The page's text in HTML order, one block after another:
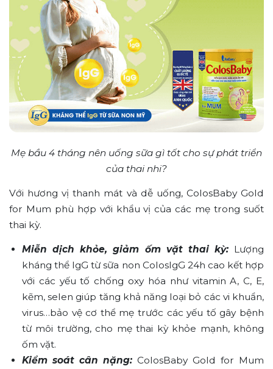
Mẹ bầu 4 tháng nên uống sữa gì tốt cho sự phát triển
của thai nhi?
Với hương vị thanh mát và dễ uống, ColosBaby Gold
for Mum phù hợp với khẩu vị của các mẹ trong suốt
thai kỳ.
Miễn dịch khỏe, giảm ốm vặt thai kỳ:Lượng
kháng thể IgG từ sữa non ColosIgG 24h cao kết hợp
với các yếu tố chống oxy hóa như vitamin A, C, E,
kẽm, selen giúp tăng khả năng loại bỏ các vi khuẩn,
virus…bảo vệ cơ thể mẹ trước các yếu tố gây bệnh
từ môi trường, cho mẹ thai kỳ khỏe mạnh, không
ốm vặt.
Kiểm soát cân nặng: ColosBaby Gold for Mum